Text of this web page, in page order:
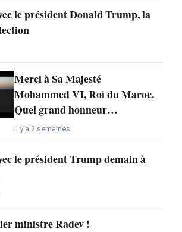
le président Donald Trump, la
Merci à Sa Majesté
Mohammed VI, Roi du Maroc.
Quel grand honneur…
Il y a 2 semaines
le président Trump demain à
ministre Radev !